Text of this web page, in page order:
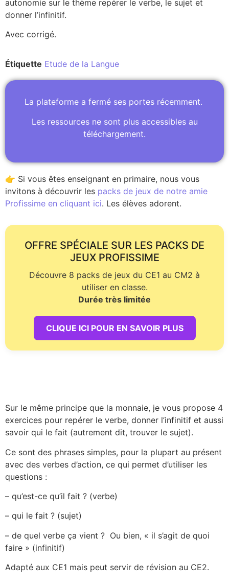
autonomie sur le thème repérer le verbe, le sujet et
donner l’infinitif.
Avec corrigé.
Étiquette Etude de la Langue
La plateforme a fermé ses portes récemment.
Les ressources ne sont plus accessibles au
téléchargement.
👉 Si vous êtes enseignant en primaire, nous vous
invitons à découvrir les packs de jeux de notre amie
Profissime en cliquant ici. Les élèves adorent.
OFFRE SPÉCIALE SUR LES PACKS DE
JEUX PROFISSIME
Découvre 8 packs de jeux du CE1 au CM2 à
utiliser en classe.
Durée très limitée
CLIQUE ICI POUR EN SAVOIR PLUS
Sur le même principe que la monnaie, je vous propose 4
exercices pour repérer le verbe, donner l’infinitif et aussi
savoir qui le fait (autrement dit, trouver le sujet).
Ce sont des phrases simples, pour la plupart au présent
avec des verbes d’action, ce qui permet d’utiliser les
questions :
– qu’est-ce qu’il fait ? (verbe)
– qui le fait ? (sujet)
– de quel verbe ça vient ? Ou bien, « il s’agit de quoi
faire » (infinitif)
Adapté aux CE1 mais peut servir de révision au CE2.